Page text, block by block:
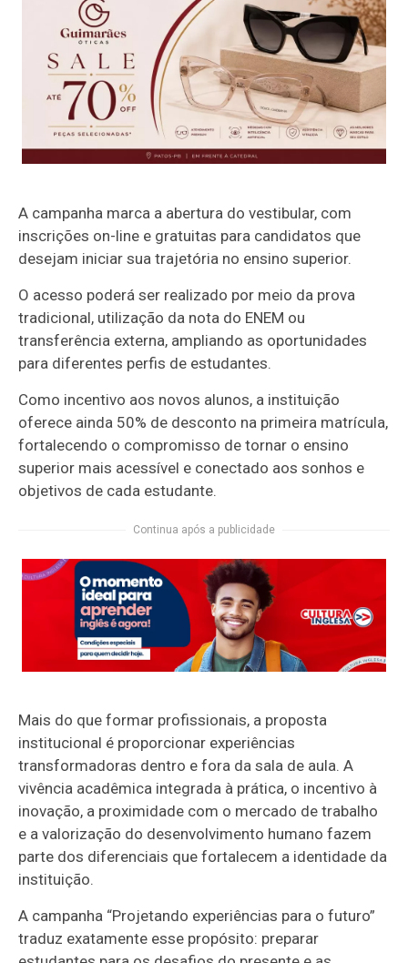
A campanha marca a abertura do vestibular, com
inscrições on-line e gratuitas para candidatos que
desejam iniciar sua trajetória no ensino superior.
O acesso poderá ser realizado por meio da prova
tradicional, utilização da nota do ENEM ou
transferência externa, ampliando as oportunidades
para diferentes perfis de estudantes.
Como incentivo aos novos alunos, a instituição
oferece ainda 50% de desconto na primeira matrícula,
fortalecendo o compromisso de tornar o ensino
superior mais acessível e conectado aos sonhos e
objetivos de cada estudante.
Continua após a publicidade
Mais do que formar profissionais, a proposta
institucional é proporcionar experiências
transformadoras dentro e fora da sala de aula. A
vivência acadêmica integrada à prática, o incentivo à
inovação, a proximidade com o mercado de trabalho
e a valorização do desenvolvimento humano fazem
parte dos diferenciais que fortalecem a identidade da
instituição.
A campanha “Projetando experiências para o futuro”
traduz exatamente esse propósito: preparar